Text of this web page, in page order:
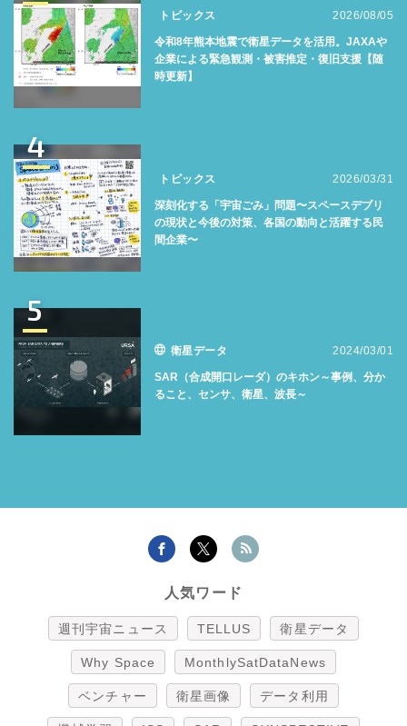
トピックス 2026/08/05
令和8年熊本地震で衛星データを活用。JAXAや
企業による緊急観測・被害推定・復旧支援【随
時更新】
4
トピックス 2026/03/31
深刻化する「宇宙ごみ」問題〜スペースデブリ
の現状と今後の対策、各国の動向と活躍する民
間企業〜
5
衛星データ 2024/03/01
SAR（合成開口レーダ）のキホン～事例、分か
ること、センサ、衛星、波長～
人気ワード
週刊宇宙ニュース TELLUS 衛星データ
Why Space MonthlySatDataNews
ベンチャー 衛星画像 データ利用